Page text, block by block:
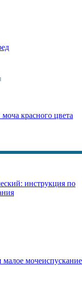
красного цвета
инструкция по
мочеиспускание